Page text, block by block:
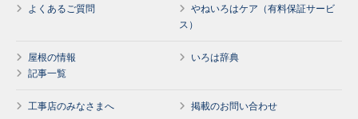
よくあるご質問
やねいろはケア（有料保証サービ
ス）
屋根の情報
いろは辞典
記事一覧
工事店のみなさまへ 掲載のお問い合わせ